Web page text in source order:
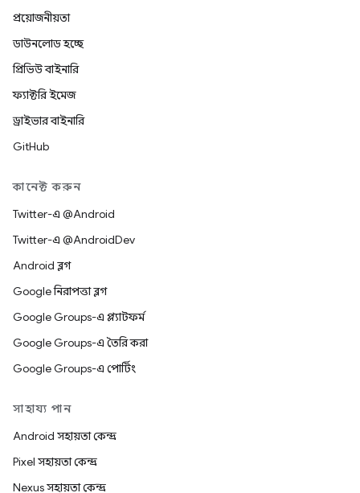
প্রয়োজনীয়তা
ডাউনলোড হচ্ছে
প্রিভিউ বাইনারি
ফ্যাক্টরি ইমেজ
ড্রাইভার বাইনারি
GitHub
কানেক্ট করুন
Twitter-এ @Android
Twitter-এ @AndroidDev
Android ব্লগ
Google নিরাপত্তা ব্লগ
Google Groups-এ প্ল্যাটফর্ম
Google Groups-এ তৈরি করা
Google Groups-এ পোর্টিং
সাহায্য পান
Android সহায়তা কেন্দ্র
Pixel সহায়তা কেন্দ্র
Nexus সহায়তা কেন্দ্র